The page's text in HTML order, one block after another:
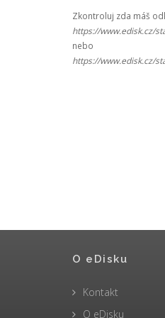
Zkontroluj zda máš
https://www.edisk.cz/
nebo
https://www.edisk.cz/
O eDisku
Kontakt
O eDisku